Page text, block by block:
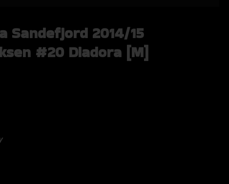
Sandefjord 2014/15
#20 Diadora [M]